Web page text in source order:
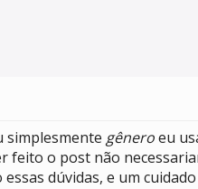
simplesmente gêneroeu
feito o post não
dúvidas, e um